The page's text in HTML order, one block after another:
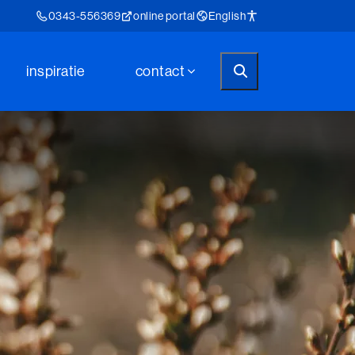
0343-556369 online portal English
inspiratie contact